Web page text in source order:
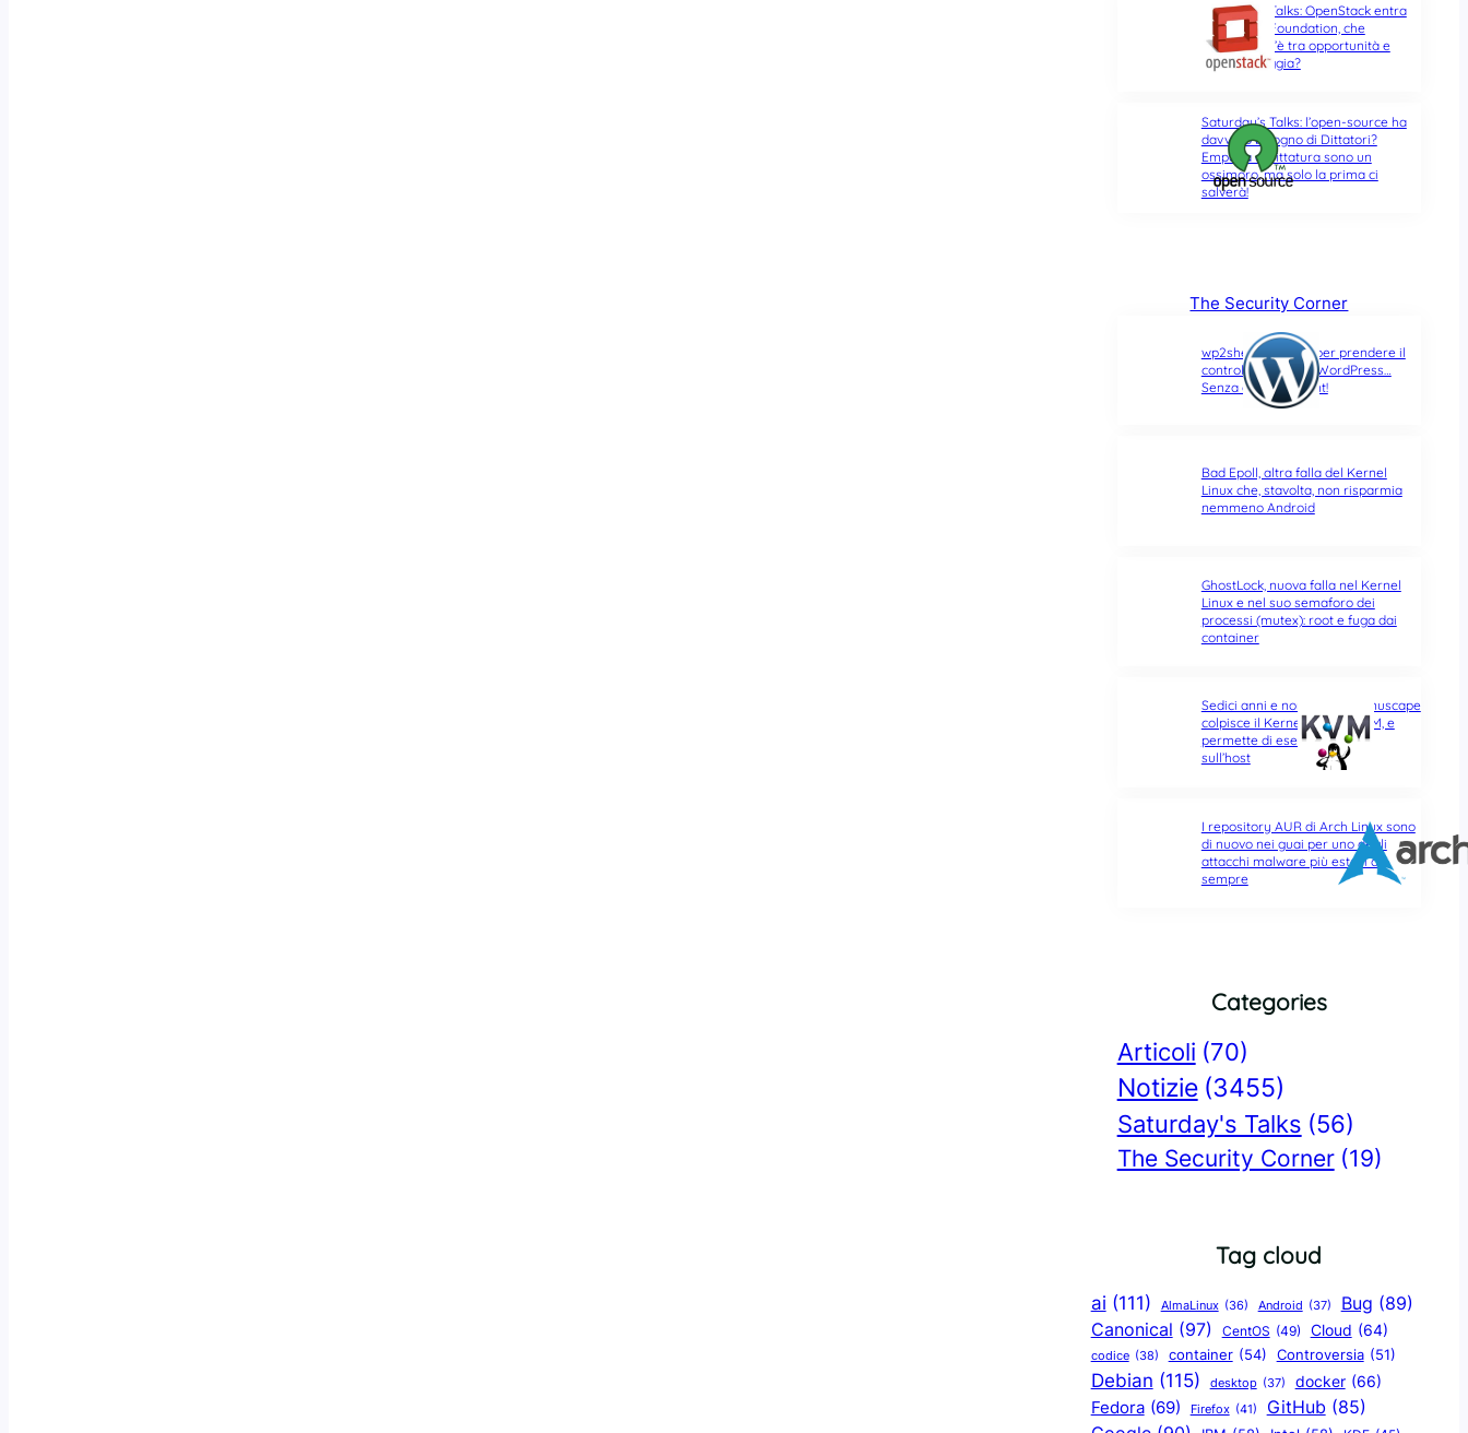
Saturday’s Talks: OpenStack entra
nella Linux Foundation, che
differenza c’è tra opportunità e
ultima spiaggia?
Saturday’s Talks: l’open-source ha
davvero bisogno di Dittatori?
Empatia e Dittatura sono un
ossimoro, ma solo la prima ci
salverà!
The Security Corner
wp2shell: due CVE per prendere il
controllo di un sito WordPress…
Senza alcun account!
Bad Epoll, altra falla del Kernel
Linux che, stavolta, non risparmia
nemmeno Android
GhostLock, nuova falla nel Kernel
Linux e nel suo semaforo dei
processi (mutex): root e fuga dai
container
Sedici anni e non sentirli: Januscape
colpisce il Kernel Linux e KVM, e
permette di eseguire codice
sull’host
I repository AUR di Arch Linux sono
di nuovo nei guai per uno degli
attacchi malware più estesi di
sempre
Categories
Articoli (70)
Notizie (3455)
Saturday's Talks (56)
The Security Corner (19)
Tag cloud
ai (111) AlmaLinux (36) Android (37) Bug (89)
Canonical (97) CentOS (49) Cloud (64)
codice (38) container (54) Controversia (51)
Debian (115) desktop (37) docker (66)
Fedora (69) Firefox (41) GitHub (85)